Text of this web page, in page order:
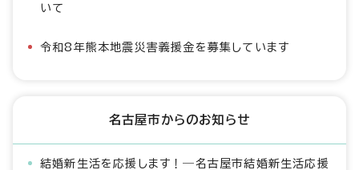
いて
令和8年熊本地震災害義援金を募集しています
名古屋市からのお知らせ
結婚新生活を応援します！―名古屋市結婚新生活応援